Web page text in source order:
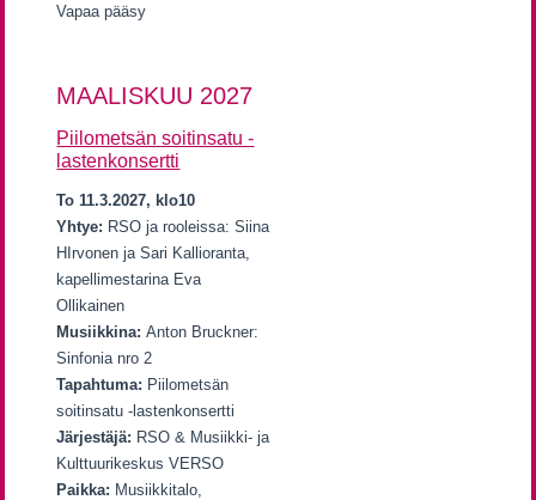
Vapaa pääsy
MAALISKUU 2027
Piilometsän soitinsatu -
lastenkonsertti
To 11.3.2027, klo10
Yhtye: RSO ja rooleissa: Siina
HIrvonen ja Sari Kallioranta,
kapellimestarina Eva
Ollikainen
Musiikkina: Anton Bruckner:
Sinfonia nro 2
Tapahtuma: Piilometsän
soitinsatu -lastenkonsertti
Järjestäjä: RSO & Musiikki- ja
Kulttuurikeskus VERSO
Paikka: Musiikkitalo,